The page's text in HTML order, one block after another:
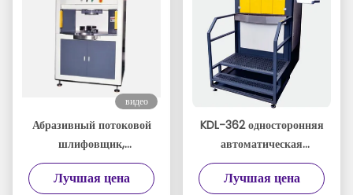
видео
Абразивный потоковой
шлифовщик,
дебурирование,
полировка, отделка,
Лучшая цена
KDL-362 односторонняя
автоматическая
циркуляционная
полировальная машина
Лучшая цена